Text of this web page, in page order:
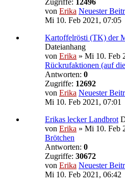
Zugriffe: 12496
von Erika Neuester
Mi 10. Feb 2021, 07:05
Kartoffelrösti (TK) der
Dateianhang
von Erika » Mi 10. Feb
Rückrufaktionen (auf
Antworten: 0
Zugriffe: 12692
von Erika Neuester
Mi 10. Feb 2021, 07:01
Erikas lecker Landbrot
von Erika » Mi 10. Feb
Brötchen
Antworten: 0
Zugriffe: 30672
von Erika Neuester
Mi 10. Feb 2021, 06:42